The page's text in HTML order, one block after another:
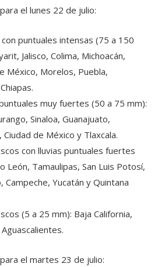
el lunes 22 de julio:
puntuales intensas (75 a 150
Jalisco, Colima, Michoacán,
México, Morelos, Puebla,
muy fuertes (50 a 75 mm):
Sinaloa, Guanajuato,
de México y Tlaxcala.
con lluvias puntuales fuertes
León, Tamaulipas, San Luis Potosí,
Campeche, Yucatán y Quintana
(5 a 25 mm): Baja California,
el martes 23 de julio: